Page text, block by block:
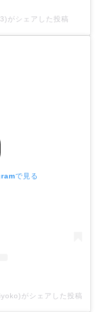
がシェアした投稿
で見る
がシェアした投稿